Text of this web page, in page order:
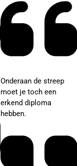
Onderaan de streep
moet je toch een
erkend diploma
hebben.